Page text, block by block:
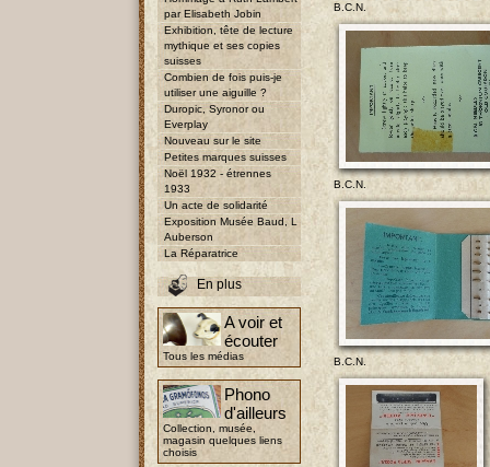
par Elisabeth Jobin
Exhibition, tête de lecture
mythique et ses copies
suisses
Combien de fois puis-je
utiliser une aiguille ?
Duropic, Syronor ou
Everplay
Nouveau sur le site
Petites marques suisses
Noël 1932 - étrennes
1933
Un acte de solidarité
Exposition Musée Baud, L
Auberson
La Réparatrice
En plus
A voir et
écouter
Tous les médias
Phono
d'ailleurs
Collection, musée,
magasin quelques liens
choisis
B.C.N.
B.C.N.
B.C.N.